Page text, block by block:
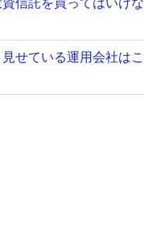
信託を買ってはいけな
せている運用会社はこ